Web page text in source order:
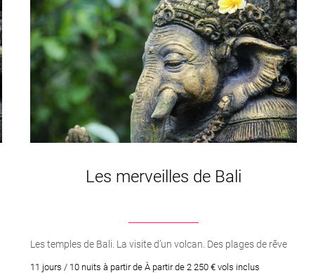
Les merveilles de Bali
Les temples de Bali. La visite d’un volcan. Des plages de rêve
11 jours / 10 nuits à partir de À partir de 2 250 € vols inclus